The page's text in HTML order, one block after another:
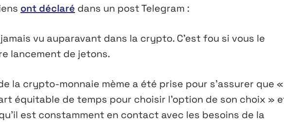
ont déclaré dans un post Telegram :
vu auparavant dans la crypto. C’est fou si vous le
lancement de jetons.
la crypto-monnaie mème a été prise pour s’assurer que «
équitable de temps pour choisir l’option de son choix »
est constamment en contact avec les besoins de la